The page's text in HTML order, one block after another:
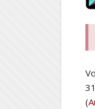
(